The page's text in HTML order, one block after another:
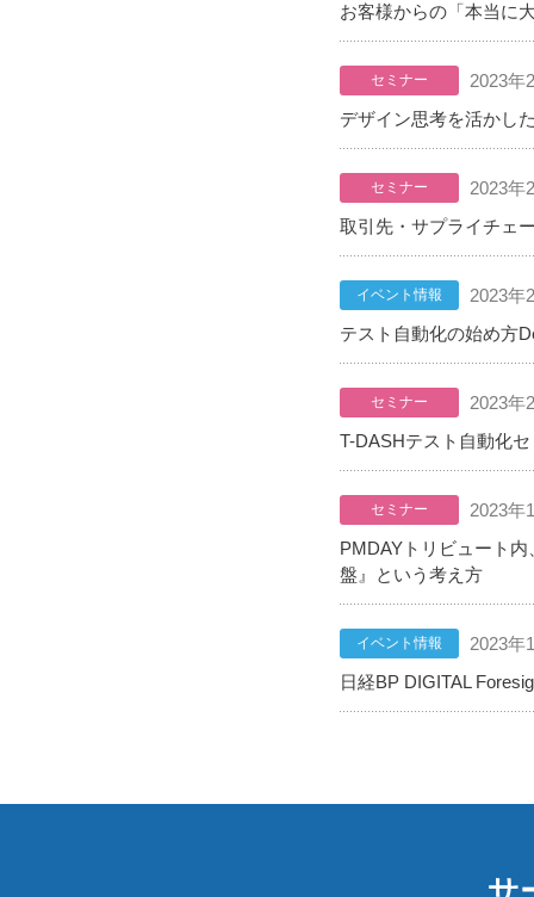
お客様からの「本当に
セミナー
2023年
デザイン思考を活かし
セミナー
2023年
取引先・サプライチェ
イベント情報
2023年
テスト自動化の始め方
セミナー
2023年
T-DASHテスト自動化
セミナー
2023年
PMDAYトリビュート
盤』という考え方
イベント情報
2023年
日経BP DIGITAL